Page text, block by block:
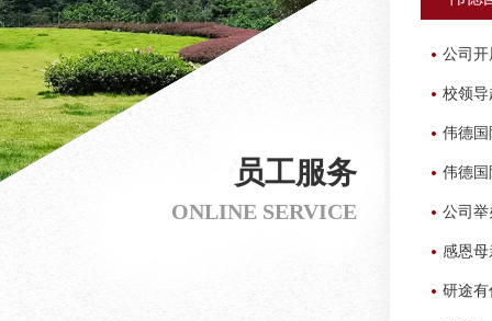
员工服务
ONLINE SERVICE
公司开
校领导
伟德国
伟德国
公司举
感恩母
研途有